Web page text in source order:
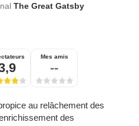
The Great Gatsby
Mes amis
--
au relâchement des
des